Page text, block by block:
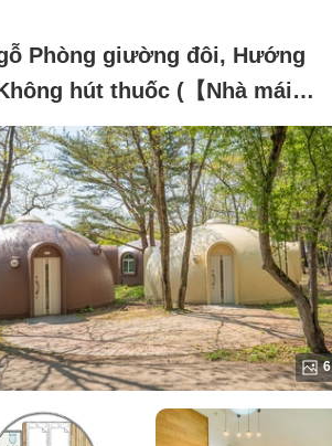
Phòng giường đôi, Hướng
hút thuốc (【Nhà mái
Kaura P2／Chỉ chấp nhận chó
vừa)
6